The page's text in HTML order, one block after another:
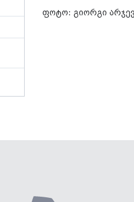
ფოტო: გიორგი